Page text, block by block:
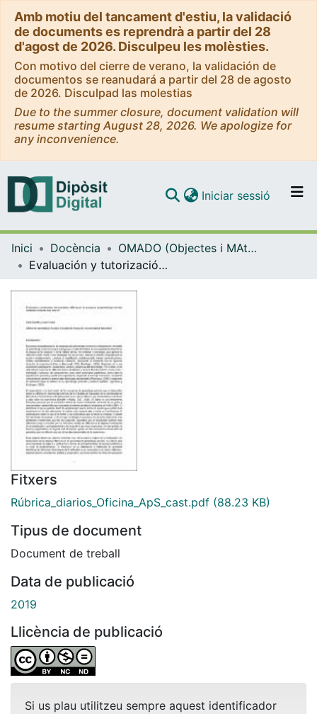
Amb motiu del tancament d'estiu, la validació
de documents es reprendrà a partir del 28
d'agost de 2026. Disculpeu les molèsties.
Con motivo del cierre de verano, la validación de
documentos se reanudará a partir del 28 de agosto
de 2026. Disculpad las molestias
Due to the summer closure, document validation will
resume starting August 28, 2026. We apologize for
any inconvenience.
Navega per tot el DD
Iniciar sessió (current)
Inici Docència
OMADO (Objectes i MAterials DOcents)
Evaluación y tutorización de la práctica reflexiva en los proyectos de aprendizaje-servicio mediante el uso de una rúbrica
Fitxers
Rúbrica_diarios_Oficina_ApS_cast.pdf (88.23 KB)
Tipus de document
Document de treball
Data de publicació
2019
Llicència de publicació
Si us plau utilitzeu sempre aquest identificador